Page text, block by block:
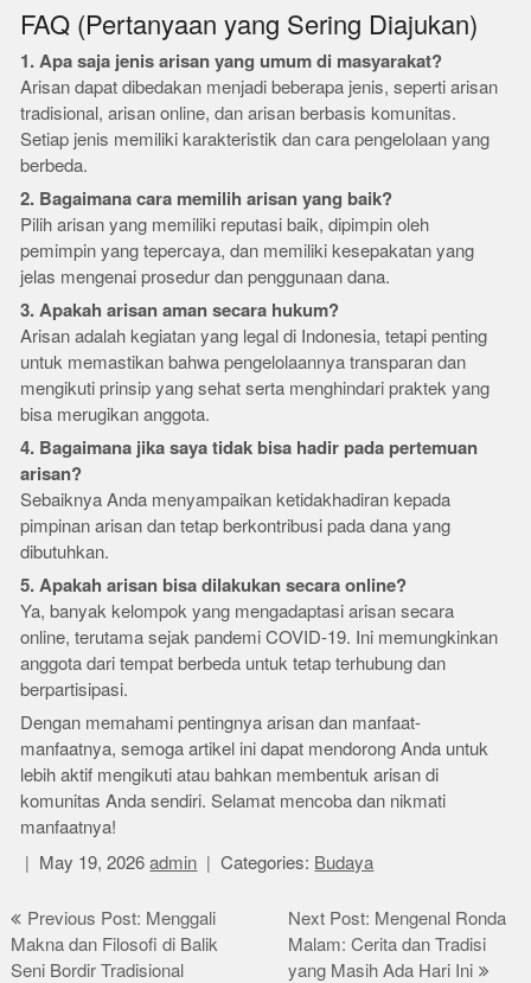
FAQ (Pertanyaan yang Sering Diajukan)
1. Apa saja jenis arisan yang umum di masyarakat?
Arisan dapat dibedakan menjadi beberapa jenis, seperti arisan
tradisional, arisan online, dan arisan berbasis komunitas.
Setiap jenis memiliki karakteristik dan cara pengelolaan yang
berbeda.
2. Bagaimana cara memilih arisan yang baik?
Pilih arisan yang memiliki reputasi baik, dipimpin oleh
pemimpin yang tepercaya, dan memiliki kesepakatan yang
jelas mengenai prosedur dan penggunaan dana.
3. Apakah arisan aman secara hukum?
Arisan adalah kegiatan yang legal di Indonesia, tetapi penting
untuk memastikan bahwa pengelolaannya transparan dan
mengikuti prinsip yang sehat serta menghindari praktek yang
bisa merugikan anggota.
4. Bagaimana jika saya tidak bisa hadir pada pertemuan
arisan?
Sebaiknya Anda menyampaikan ketidakhadiran kepada
pimpinan arisan dan tetap berkontribusi pada dana yang
dibutuhkan.
5. Apakah arisan bisa dilakukan secara online?
Ya, banyak kelompok yang mengadaptasi arisan secara
online, terutama sejak pandemi COVID-19. Ini memungkinkan
anggota dari tempat berbeda untuk tetap terhubung dan
berpartisipasi.
Dengan memahami pentingnya arisan dan manfaat-
manfaatnya, semoga artikel ini dapat mendorong Anda untuk
lebih aktif mengikuti atau bahkan membentuk arisan di
komunitas Anda sendiri. Selamat mencoba dan nikmati
manfaatnya!
May 19, 2026 admin Categories: Budaya
Post
navigation
Previous Post: Menggali
Makna dan Filosofi di Balik
Seni Bordir Tradisional
Next Post: Mengenal Ronda
Malam: Cerita dan Tradisi
yang Masih Ada Hari Ini